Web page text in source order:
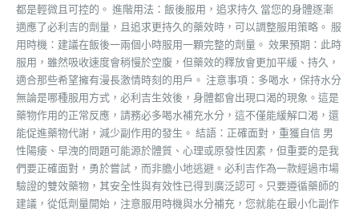
都是輕微且可控的。 進階用法：飯後服用，追求持久 當您的身體逐漸
適應了必利吉的劑量，且追求更持久的藥效時，可以調整服用策略。 服
用時機：建議在飯後一兩個小時服用一顆完整的劑量。 效果預期：此時
服用，雖然吸收速度會稍慢於空腹，但藥效的釋放會更加平緩、持久，
適合那些希望擁有漫長激情時刻的用戶。 注意事項：多喝水，保持水分
無論是哪種服用方式，必利吉生效後，身體都會出現口渴的現象。這是
藥物作用的正常反應，請務必多喝水補充水分，這不僅能緩解口渴，還
能促進藥物代謝，減少副作用的發生。 結語：正確面對，重獲自信 男
性陽痿、早洩的問題可能源於體質、心理或原發性因素，但重要的是我
們要正確面對，勇於嘗試，而非膽小地逃避。必利吉作為一款經過市場
驗證的雙效藥物，其安全性與有效性已得到廣泛認可。只要遵循藥師的
建議，從低劑量開始，注意服用時機與水分補充，您就能在最小化副作